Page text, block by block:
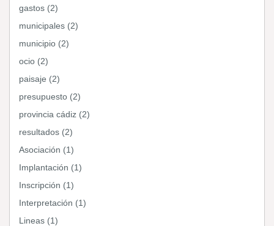
gastos (2)
municipales (2)
municipio (2)
ocio (2)
paisaje (2)
presupuesto (2)
provincia cádiz (2)
resultados (2)
Asociación (1)
Implantación (1)
Inscripción (1)
Interpretación (1)
Lineas (1)